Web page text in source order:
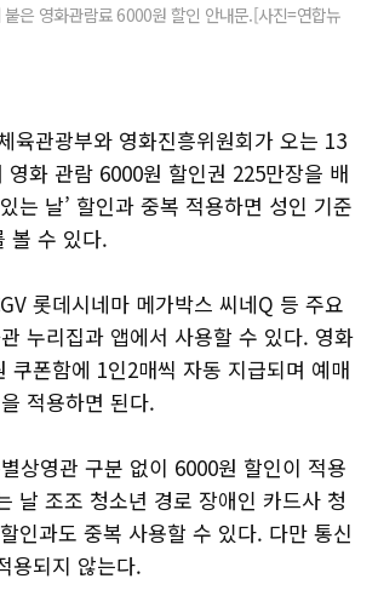
은 영화관람료 6000원 할인 안내문.[사진=연합뉴
육관광부와 영화진흥위원회가 오는 13
영화 관람 6000원 할인권 225만장을 배
는 날’ 할인과 중복 적용하면 성인 기준
볼 수 있다.
롯데시네마 메가박스 씨네Q 등 주요
누리집과 앱에서 사용할 수 있다. 영화
쿠폰함에 1인2매씩 자동 지급되며 예매
적용하면 된다.
상영관 구분 없이 6000원 할인이 적용
날 조조 청소년 경로 장애인 카드사 청
인과도 중복 사용할 수 있다. 다만 통신
용되지 않는다.